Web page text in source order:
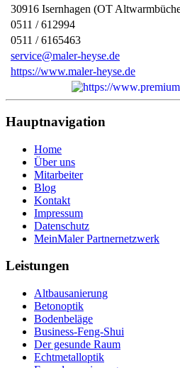
30916 Isernhagen (OT
0511 / 612994
0511 / 6165463
service@maler-heyse.de
https://www.maler-heyse.de
Hauptnavigation
Home
Über uns
Mitarbeiter
Blog
Kontakt
Impressum
Datenschutz
MeinMaler Partnernetzwerk
Leistungen
Altbausanierung
Betonoptik
Bodenbeläge
Business-Feng-Shui
Der gesunde Raum
Echtmetalloptik